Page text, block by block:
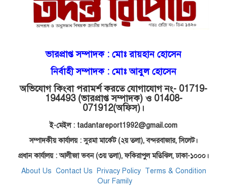
মোগলাবাজার থানা কার কবলে?
গোয়াইনঘাটে বিজিবির নাম ভাঙিয়ে
দুলালের রাজত্ব!
মোগলাবাজারে এসআই দয়াময়’র
ঘুষের রাজত্ব!
যন্ত্র বিকলের বাহানা: বেসরকারির
শোষণে জিম্মি ওসমানীর রোগীরা!
শাহপরানের পর মোগলাবাজারেও ওসি
ভারপ্রাপ্ত সম্পাদক : মোঃ রায়হান হোসেন
নির্বাহী সম্পাদক : মোঃ আবুল হোসেন
অভিযোগ কিংবা পরামর্শ করতে যোগাযোগ নং- 01719-
194493 (ভারপ্রাপ্ত সম্পাদক) ও 01408-
071912(অফিস)।
ই-মেইল : tadantareport1992@gmail.com
সম্পাদকীয় কার্যালয় : সুরমা মার্কেট (২য় তলা),বন্দরবাজার, সিলেট।
প্রধান কার্যালয় : আলীজা ভবন (৩য় তলা), ফকিরাপুল মতিঝিল, ঢাকা-১০০০।
About Us Contact Us Privacy Policy Terms & Condition
Our Family